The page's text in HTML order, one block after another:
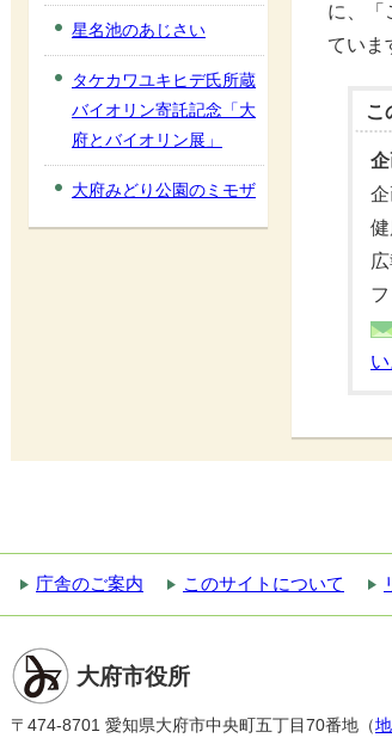
に、「
ていま
こ
い
星名池のあじさい
タケカワユキヒデ氏所蔵
バイオリン寄託記念「大
府とバイオリン展」
大府みどり公園のミモザ
庁舎のご案内 このサイトについて
大府市役所
〒474-8701 愛知県大府市中央町五丁目70番地（